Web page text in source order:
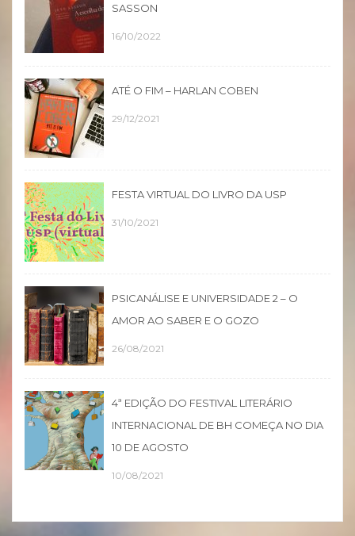
SASSON
16/10/2022
ATÉ O FIM – HARLAN COBEN
29/12/2021
FESTA VIRTUAL DO LIVRO DA USP
31/10/2021
PSICANÁLISE E UNIVERSIDADE 2 – O
AMOR AO SABER E O GOZO
26/08/2021
4ª EDIÇÃO DO FESTIVAL LITERÁRIO
INTERNACIONAL DE BH COMEÇA NO DIA
10 DE AGOSTO
10/08/2021